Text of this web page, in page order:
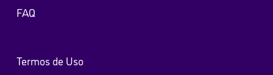
FAQ
Termos de Uso